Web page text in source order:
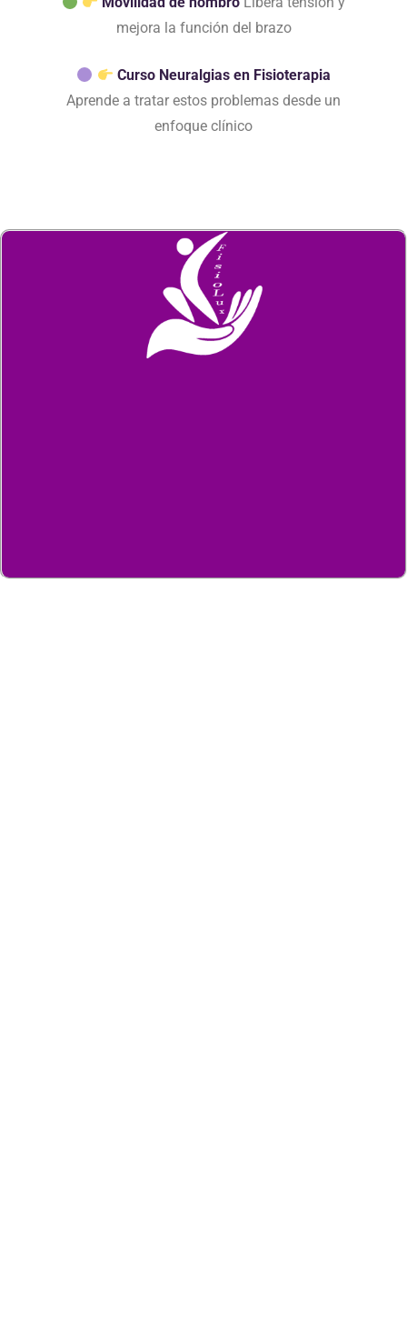
mejora la función del brazo
Curso Neuralgias en Fisioterapia
Aprende a tratar estos problemas desde un
enfoque clínico